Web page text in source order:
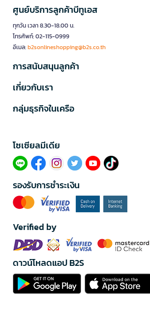
ศูนย์บริการลูกค้าบีทูเอส
ทุกวัน เวลา 8.30-18.00 น.
โทรศัพท์: 02-115-0999
อีเมล:b2sonlineshopping@b2s.co.th
การสนับสนุนลูกค้า
เกี่ยวกับเรา
กลุ่มธุรกิจในเครือ
โซเซียลมีเดีย​
รองรับการชำระเงิน
Verified by
ดาวน์โหลดแอป B2S